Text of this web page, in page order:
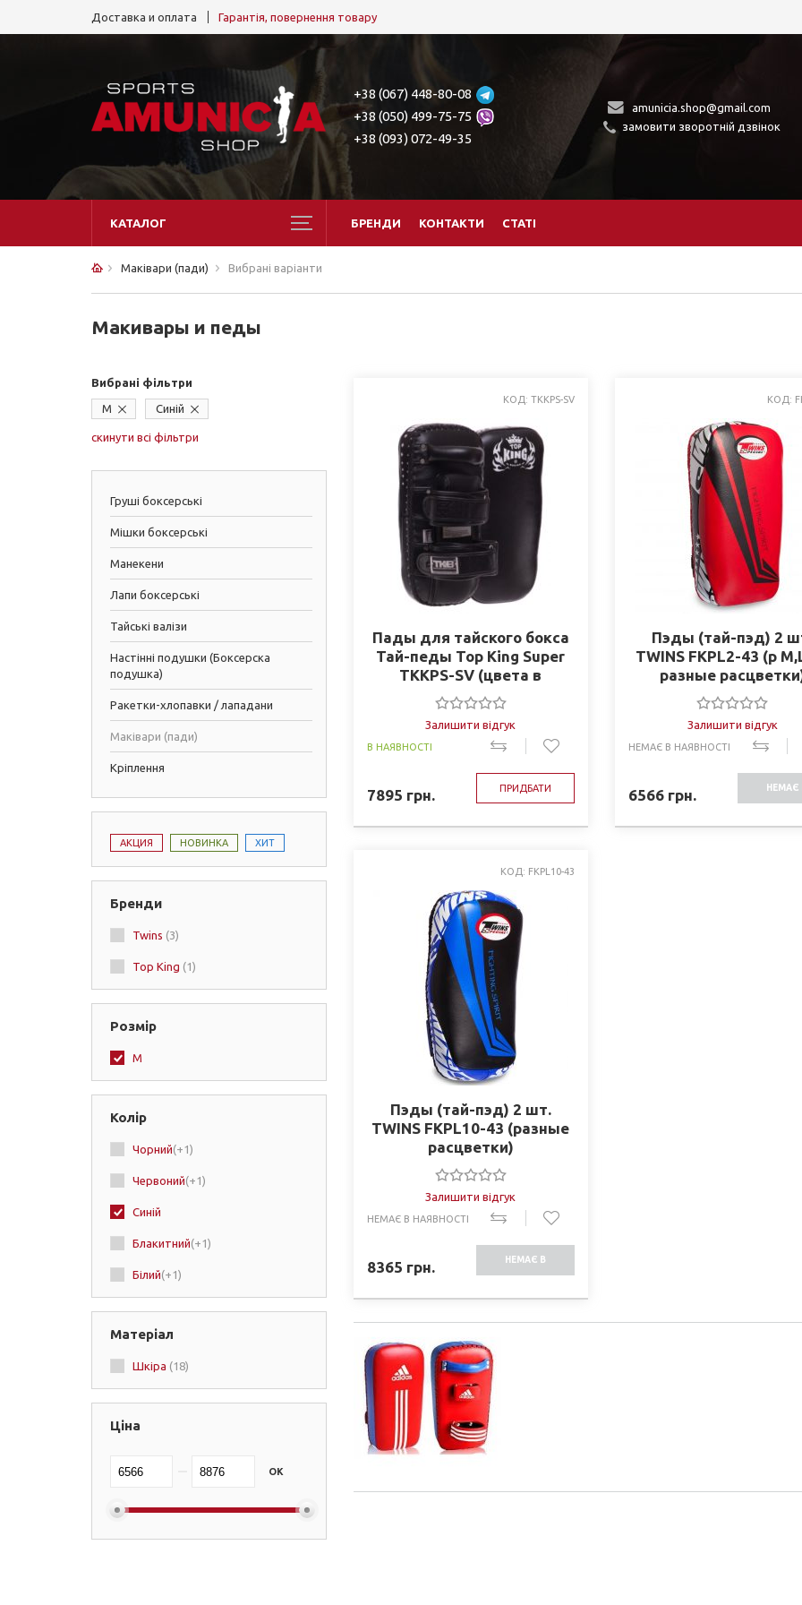
Доставка и оплата Гарантія, повернення товару
+38 (067) 448-80-08
+38 (050) 499-75-75
+38 (093) 072-49-35
amunicia.shop@gmail.com
замовити зворотній дзвінок
КАТАЛОГ БРЕНДИ КОНТАКТИ СТАТІ
Маківари (пади) Вибрані варіанти
Макивары и педы
Вибрані фільтри
M Синій
скинути всі фільтри
Груші боксерські
Мішки боксерські
Манекени
Лапи боксерські
Тайські валізи
Настінні подушки (Боксерска
подушка)
Ракетки-хлопавки / лападани
Маківари (пади)
Кріплення
АКЦИЯ НОВИНКА ХИТ
Бренди
Twins (3)
Top King (1)
Розмір
M
Колір
Чорний(+1)
Червоний(+1)
Синій
Блакитний(+1)
Білий(+1)
Матеріал
Шкіра (18)
Ціна
OK
КОД: TKKPS-SV
Пады для тайского бокса
Тай-педы Top King Super
TKKPS-SV (цвета в
ассортименте)
Залишити відгук
В НАЯВНОСТІ
7895 грн. ПРИДБАТИ
КОД:
Пэды (тай-пэд) 2
TWINS FKPL2-43 (р
разные
Залишити відгук
НЕМАЄ В НАЯВНОСТІ
6566грн. НЕМАЄ
КОД: FKPL10-43
Пэды (тай-пэд) 2 шт.
TWINS FKPL10-43 (разные
раcцветки)
Залишити відгук
НЕМАЄ В НАЯВНОСТІ
8365 грн. НЕМАЄ В